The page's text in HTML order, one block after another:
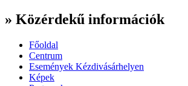
» Közérdekű információk
Főoldal
Centrum
Események Kézdivásárhelyen
Képek